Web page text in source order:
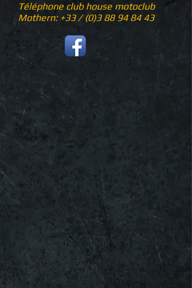
Téléphone club house motoclub
Mothern: +33 / (0)3 88 94 84 43